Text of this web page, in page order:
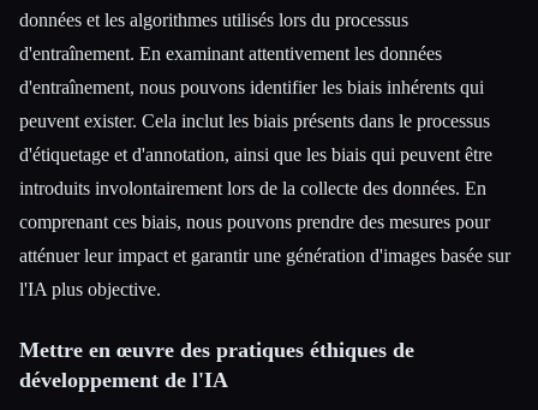
données et les algorithmes utilisés lors du processus
d'entraînement. En examinant attentivement les données
d'entraînement, nous pouvons identifier les biais inhérents qui
peuvent exister. Cela inclut les biais présents dans le processus
d'étiquetage et d'annotation, ainsi que les biais qui peuvent être
introduits involontairement lors de la collecte des données. En
comprenant ces biais, nous pouvons prendre des mesures pour
atténuer leur impact et garantir une génération d'images basée sur
l'IA plus objective.
Mettre en œuvre des pratiques éthiques de
développement de l'IA